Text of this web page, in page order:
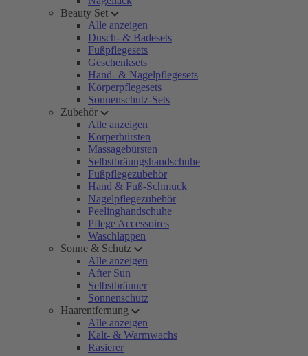
Beauty Set
Alle anzeigen
Dusch- & Badesets
Fußpflegesets
Geschenksets
Hand- & Nagelpflegesets
Körperpflegesets
Sonnenschutz-Sets
Zubehör
Alle anzeigen
Körperbürsten
Massagebürsten
Selbstbräungshandschuhe
Fußpflegezubehör
Hand & Fuß-Schmuck
Nagelpflegezubehör
Peelinghandschuhe
Pflege Accessoires
Waschlappen
Sonne & Schutz
Alle anzeigen
After Sun
Selbstbräuner
Sonnenschutz
Haarentfernung
Alle anzeigen
Kalt- & Warmwachs
Rasierer